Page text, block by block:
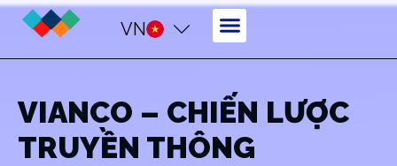
VN
VIANCO – CHIẾN LƯỢC
TRUYỀN THÔNG